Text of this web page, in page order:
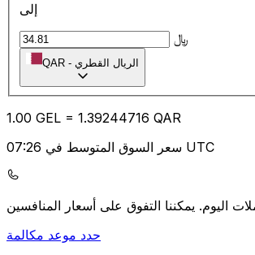
إلى
﷼
QAR - الريال القطري
1.00 GEL = 1.39244716 QAR
سعر السوق المتوسط في 07:26 UTC
اليوم.
حدد موعد مكالمة